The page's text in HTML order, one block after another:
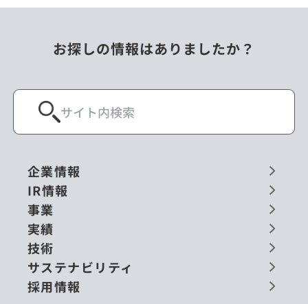
お探しの情報はありましたか？
企業情報
IR情報
事業
実績
技術
サステナビリティ
採用情報